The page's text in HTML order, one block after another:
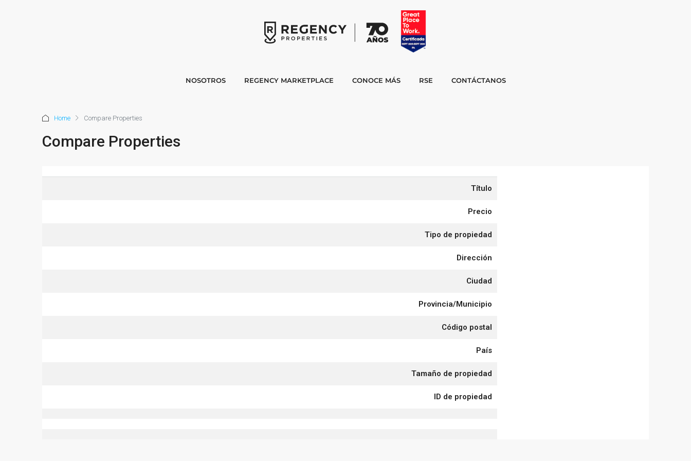
NOSOTROS REGENCY MARKETPLACE CONOCE MÁS RSE CONTÁCTANOS
Home Compare Properties
Compare Properties
Título
Precio
Tipo de propiedad
Dirección
Ciudad
Provincia/Municipio
Código postal
País
Tamaño de propiedad
ID de propiedad